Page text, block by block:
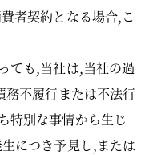
者契約となる場合,こ
ても,当社は,当社の過
不履行または不法行
特別な事情から生じ
につき予見し,または